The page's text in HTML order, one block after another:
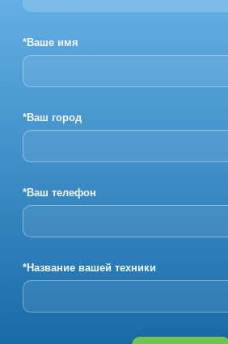
*Ваше имя
*Ваш город
*Ваш телефон
*Название вашей техники